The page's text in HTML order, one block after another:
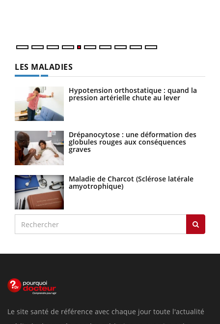
LES MALADIES
Hypotension orthostatique : quand la
pression artérielle chute au lever
Drépanocytose : une déformation des
globules rouges aux conséquences
graves
Maladie de Charcot (Sclérose latérale
amyotrophique)
Le site santé de référence avec chaque jour toute l'actualité